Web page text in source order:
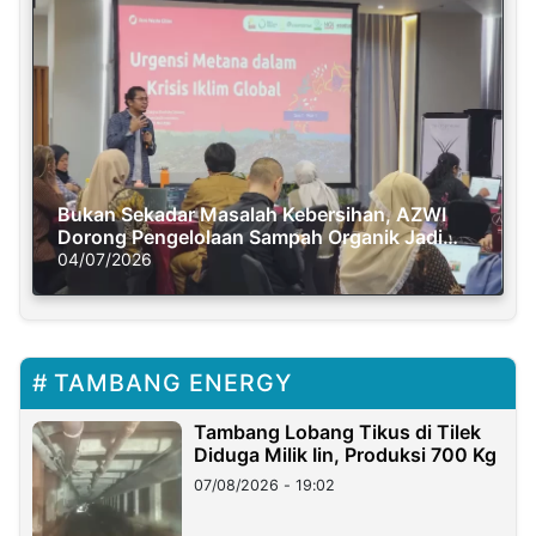
Bukan Sekadar Masalah Kebersihan, AZWI
Dorong Pengelolaan Sampah Organik Jadi
Solusi Krisis Iklim
04/07/2026
TAMBANG ENERGY
Tambang Lobang Tikus di Tilek
Diduga Milik Iin, Produksi 700 Kg
07/08/2026 - 19:02